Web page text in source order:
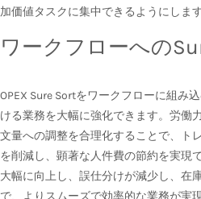
加価値タスクに集中できるようにします
ワークフローへの
OPEX Sure Sortをワークフローに組み
ける業務を大幅に強化できます。労働
文量への調整を合理化することで、ト
を削減し、顕著な人件費の節約を実現
大幅に向上し、誤仕分けが減少し、在
で、よりスムーズで効率的な業務が実現